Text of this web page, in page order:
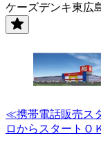
ケーズデンキ東広
≪携帯電話販売ス
ロからスタートＯ